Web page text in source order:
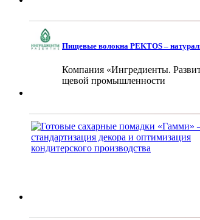
Пищевые волокна PEKTOS –
Компания «Ингредиенты.
щевой промышленности